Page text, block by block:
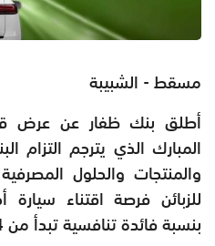
مسقط - الشبيبة
أطلق بنك ظفار عن عرض
المبارك الذي يترجم التزام
والمنتجات والحلول
للزبائن فرصة اقتناء
بنسبة فائدة تنافسية تبدأ من 4%.